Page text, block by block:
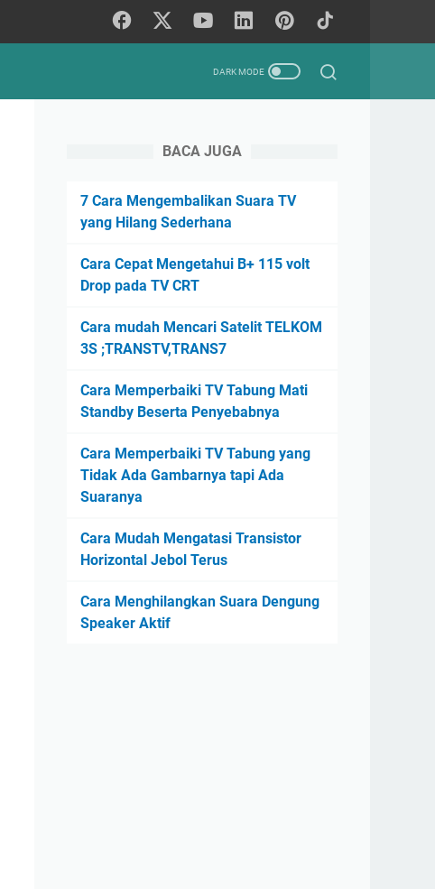
BACA JUGA
7 Cara Mengembalikan Suara TV
yang Hilang Sederhana
Cara Cepat Mengetahui B+ 115 volt
Drop pada TV CRT
Cara mudah Mencari Satelit TELKOM
3S ;TRANSTV,TRANS7
Cara Memperbaiki TV Tabung Mati
Standby Beserta Penyebabnya
Cara Memperbaiki TV Tabung yang
Tidak Ada Gambarnya tapi Ada
Suaranya
Cara Mudah Mengatasi Transistor
Horizontal Jebol Terus
Cara Menghilangkan Suara Dengung
Speaker Aktif